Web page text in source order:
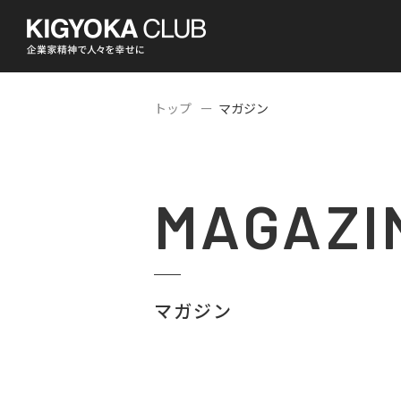
トップ マガジン
マガジン